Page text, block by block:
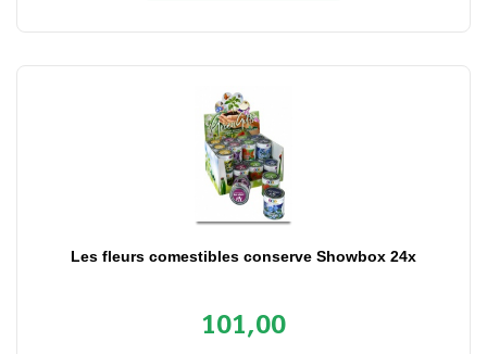
Les fleurs comestibles conserve Showbox 24x
101,00